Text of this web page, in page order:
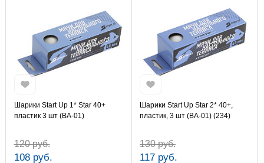
Шарики Start Up 1* Star 40+
пластик 3 шт (BA-01)
120 руб.
108 руб.
Шарики Start Up Star 2* 40+,
пластик, 3 шт (BA-01) (234)
130 руб.
117 руб.